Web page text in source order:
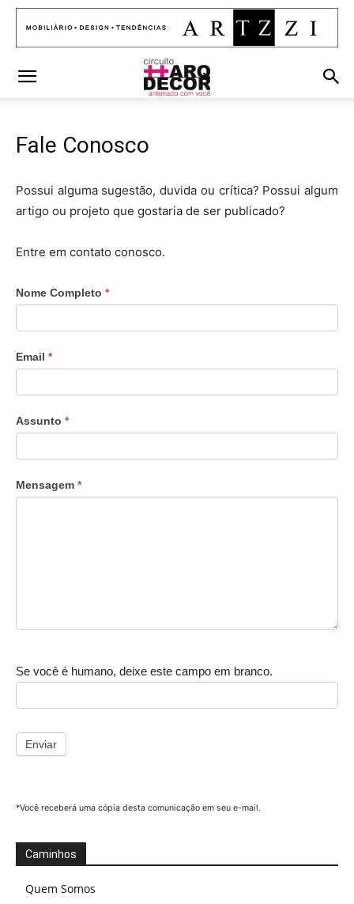
Fale Conosco
Possui alguma sugestão, duvida ou crítica? Possui algum
artigo ou projeto que gostaria de ser publicado?
Entre em contato conosco.
Nome Completo *
Email *
Assunto *
Mensagem *
Se você é humano, deixe este campo em branco.
Enviar
*Você receberá uma cópia desta comunicação em seu e-mail.
Caminhos
Quem Somos